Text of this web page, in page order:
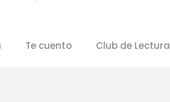
Te cuento Club de Lectura